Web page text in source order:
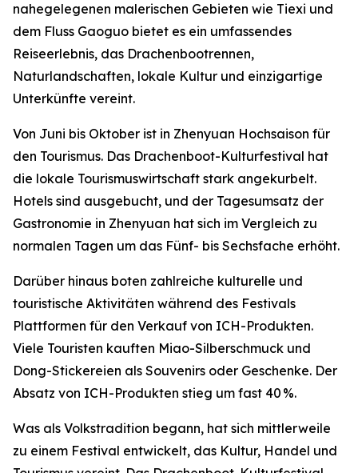
nahegelegenen malerischen Gebieten wie Tiexi und
dem Fluss Gaoguo bietet es ein umfassendes
Reiseerlebnis, das Drachenbootrennen,
Naturlandschaften, lokale Kultur und einzigartige
Unterkünfte vereint.
Von Juni bis Oktober ist in Zhenyuan Hochsaison für
den Tourismus. Das Drachenboot-Kulturfestival hat
die lokale Tourismuswirtschaft stark angekurbelt.
Hotels sind ausgebucht, und der Tagesumsatz der
Gastronomie in Zhenyuan hat sich im Vergleich zu
normalen Tagen um das Fünf- bis Sechsfache erhöht.
Darüber hinaus boten zahlreiche kulturelle und
touristische Aktivitäten während des Festivals
Plattformen für den Verkauf von ICH-Produkten.
Viele Touristen kauften Miao-Silberschmuck und
Dong-Stickereien als Souvenirs oder Geschenke. Der
Absatz von ICH-Produkten stieg um fast 40 %.
Was als Volkstradition begann, hat sich mittlerweile
zu einem Festival entwickelt, das Kultur, Handel und